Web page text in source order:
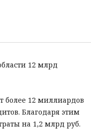
12 млрд
более 12 миллиардов
Благодаря этим
на 1,2 млрд руб.